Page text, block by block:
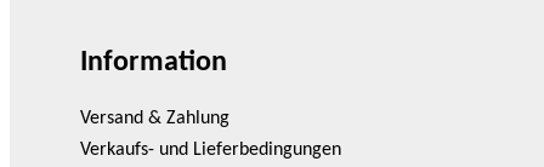
Information
Versand & Zahlung
Verkaufs- und Lieferbedingungen